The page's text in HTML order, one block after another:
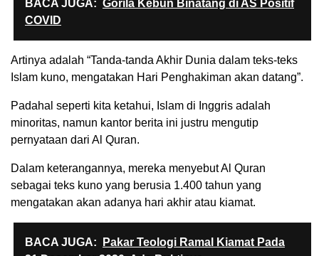
BACA JUGA: Gorila Kebun Binatang di AS Positif
COVID
Artinya adalah “Tanda-tanda Akhir Dunia dalam teks-teks
Islam kuno, mengatakan Hari Penghakiman akan datang”.
Padahal seperti kita ketahui, Islam di Inggris adalah
minoritas, namun kantor berita ini justru mengutip
pernyataan dari Al Quran.
Dalam keterangannya, mereka menyebut Al Quran
sebagai teks kuno yang berusia 1.400 tahun yang
mengatakan akan adanya hari akhir atau kiamat.
BACA JUGA:
Pakar Teologi Ramal Kiamat Pada